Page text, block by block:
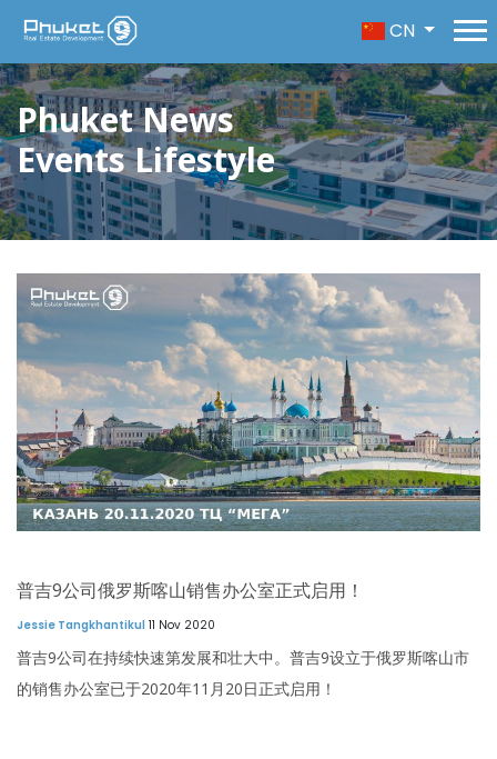
CN
Phuket News
Events Lifestyle
普吉9公司俄罗斯喀山销售办公室正式启用！
Jessie Tangkhantikul 11 Nov 2020
普吉9公司在持续快速第发展和壮大中。普吉9设立于俄罗斯喀山市
的销售办公室已于2020年11月20日正式启用！